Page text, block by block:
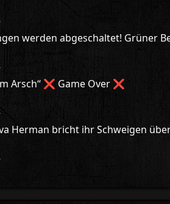
werden abgeschaltet! Grüner
Arsch“ ❌ Game Over ❌
Herman bricht ihr Schweigen